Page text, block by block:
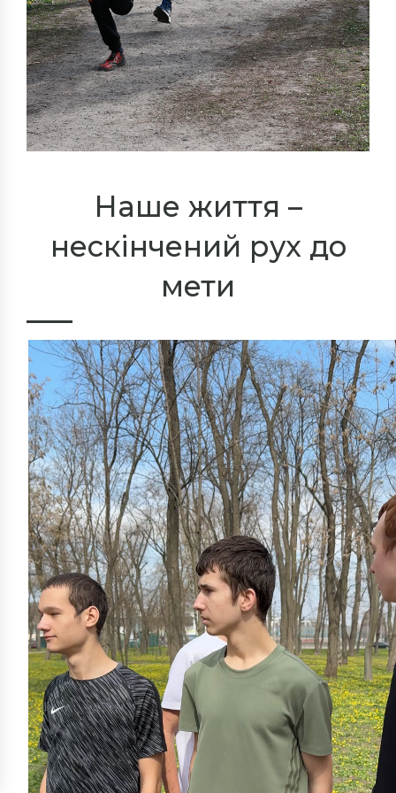
Наше життя –
нескінчений рух до
мети